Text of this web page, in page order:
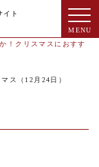
ト
！クリスマスにおすす
ス（12月24日）